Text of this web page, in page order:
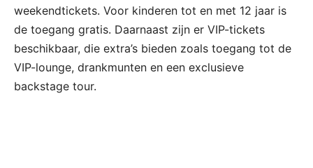
weekendtickets. Voor kinderen tot en met 12 jaar is
de toegang gratis. Daarnaast zijn er VIP-tickets
beschikbaar, die extra’s bieden zoals toegang tot de
VIP-lounge, drankmunten en een exclusieve
backstage tour.